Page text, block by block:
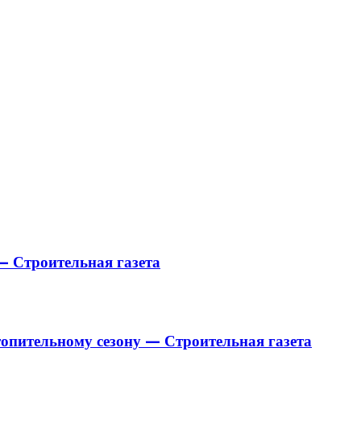
газета
сезону — Строительная газета